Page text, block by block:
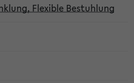
Flexible Bestuhlung